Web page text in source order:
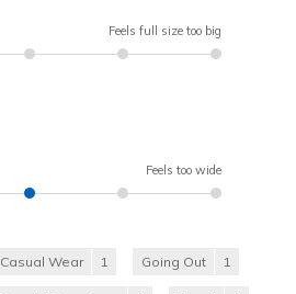
Feels full size too big
Feels too wide
Casual Wear 1 Going Out 1